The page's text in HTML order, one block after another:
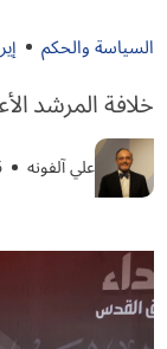
السياسة والحكم
خلافة المرشد
علي آلفونه 6